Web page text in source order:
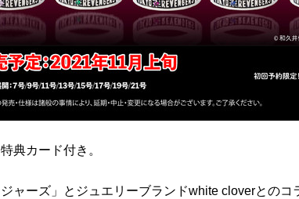
典カード付き。
ジャーズ」とジュエリーブランドwhite cloverとの